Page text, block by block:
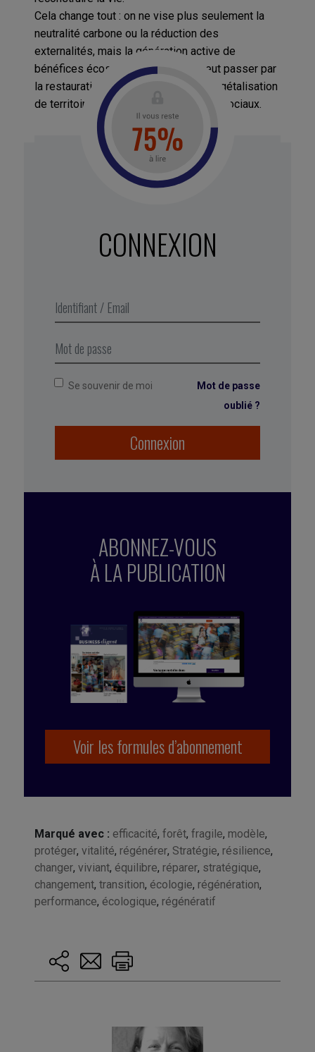
Cela change tout : on ne vise plus seulement la
neutralité carbone ou la réduction des
externalités, mais la génération active de
bénéfices écosystémiques. Cela peut passer par
la restauration de sols vivants, la revégétalisation
de territoires, la régénération de liens sociaux.
: identifiez un point d’impact clé
pouvez le régénérer, pas juste l’impacter
Business” (2017)
CONNEXION
Se souvenir de moi
Mot de passe
oublié ?
Connexion
ABONNEZ-VOUS
À LA PUBLICATION
Voir les formules d’abonnement
Marqué avec : efficacité, forêt, fragile, modèle,
protéger, vitalité, régénérer, Stratégie, résilience,
changer, viviant, équilibre, réparer, stratégique,
changement, transition, écologie, régénération,
performance, écologique, régénératif